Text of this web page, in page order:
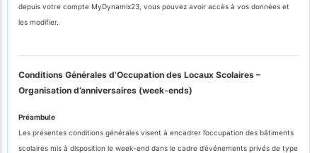
depuis votre compte MyDynamix23, vous pouvez avoir accès à vos données et
les modifier.
Conditions Générales d’Occupation des Locaux Scolaires –
Organisation d’anniversaires (week-ends)
Préambule
Les présentes conditions générales visent à encadrer l’occupation des bâtiments
scolaires mis à disposition le week-end dans le cadre d’événements privés de type